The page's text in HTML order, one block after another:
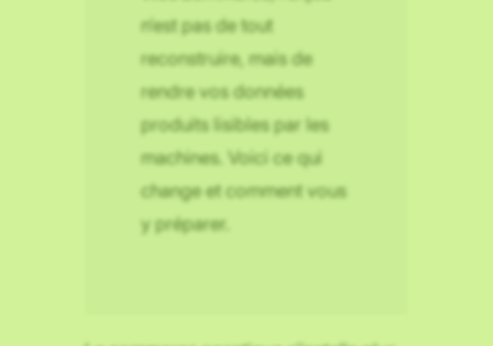
n’est pas de tout
reconstruire, mais de
rendre vos données
produits lisibles par les
machines. Voici ce qui
change et comment vous
y préparer.